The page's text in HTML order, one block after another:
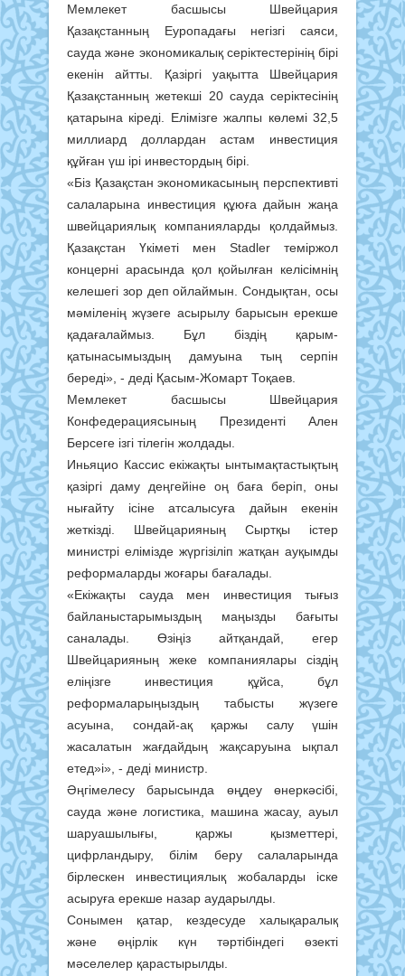
Мемлекет басшысы Швейцария
Қазақстанның Еуропадағы негізгі саяси,
сауда және экономикалық серіктестерінің бірі
екенін айтты. Қазіргі уақытта Швейцария
Қазақстанның жетекші 20 сауда серіктесінің
қатарына кіреді. Елімізге жалпы көлемі 32,5
миллиард доллардан астам инвестиция
құйған үш ірі инвестордың бірі.
«Біз Қазақстан экономикасының перспективті
салаларына инвестиция құюға дайын жаңа
швейцариялық компанияларды қолдаймыз.
Қазақстан Үкіметі мен Stadler теміржол
концерні арасында қол қойылған келісімнің
келешегі зор деп ойлаймын. Сондықтан, осы
мәміленің жүзеге асырылу барысын ерекше
қадағалаймыз. Бұл біздің қарым-
қатынасымыздың дамуына тың серпін
береді», - деді Қасым-Жомарт Тоқаев.
Мемлекет басшысы Швейцария
Конфедерациясының Президенті Ален
Берсеге ізгі тілегін жолдады.
Иньяцио Кассис екіжақты ынтымақтастықтың
қазіргі даму деңгейіне оң баға беріп, оны
нығайту ісіне атсалысуға дайын екенін
жеткізді. Швейцарияның Сыртқы істер
министрі елімізде жүргізіліп жатқан ауқымды
реформаларды жоғары бағалады.
«Екіжақты сауда мен инвестиция тығыз
байланыстарымыздың маңызды бағыты
саналады. Өзіңіз айтқандай, егер
Швейцарияның жеке компаниялары сіздің
еліңізге инвестиция құйса, бұл
реформаларыңыздың табысты жүзеге
асуына, сондай-ақ қаржы салу үшін
жасалатын жағдайдың жақсаруына ықпал
етед»і», - деді министр.
Әңгімелесу барысында өңдеу өнеркәсібі,
сауда және логистика, машина жасау, ауыл
шаруашылығы, қаржы қызметтері,
цифрландыру, білім беру салаларында
бірлескен инвестициялық жобаларды іске
асыруға ерекше назар аударылды.
Сонымен қатар, кездесуде халықаралық
және өңірлік күн тәртібіндегі өзекті
мәселелер қарастырылды.